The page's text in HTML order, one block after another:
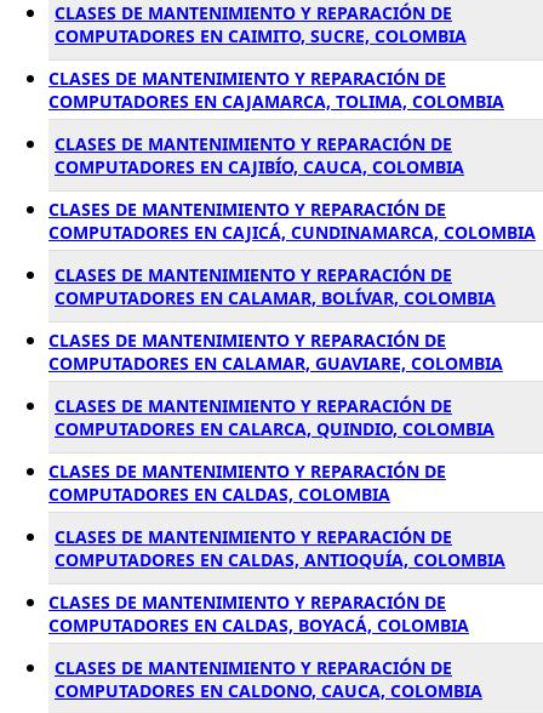
CLASES DE MANTENIMIENTO Y REPARACIÓN DE
COMPUTADORES EN CAIMITO, SUCRE, COLOMBIA
CLASES DE MANTENIMIENTO Y REPARACIÓN DE
COMPUTADORES EN CAJAMARCA, TOLIMA, COLOMBIA
CLASES DE MANTENIMIENTO Y REPARACIÓN DE
COMPUTADORES EN CAJIBÍO, CAUCA, COLOMBIA
CLASES DE MANTENIMIENTO Y REPARACIÓN DE
COMPUTADORES EN CAJICÁ, CUNDINAMARCA, COLOMBIA
CLASES DE MANTENIMIENTO Y REPARACIÓN DE
COMPUTADORES EN CALAMAR, BOLÍVAR, COLOMBIA
CLASES DE MANTENIMIENTO Y REPARACIÓN DE
COMPUTADORES EN CALAMAR, GUAVIARE, COLOMBIA
CLASES DE MANTENIMIENTO Y REPARACIÓN DE
COMPUTADORES EN CALARCA, QUINDIO, COLOMBIA
CLASES DE MANTENIMIENTO Y REPARACIÓN DE
COMPUTADORES EN CALDAS, COLOMBIA
CLASES DE MANTENIMIENTO Y REPARACIÓN DE
COMPUTADORES EN CALDAS, ANTIOQUÍA, COLOMBIA
CLASES DE MANTENIMIENTO Y REPARACIÓN DE
COMPUTADORES EN CALDAS, BOYACÁ, COLOMBIA
CLASES DE MANTENIMIENTO Y REPARACIÓN DE
COMPUTADORES EN CALDONO, CAUCA, COLOMBIA